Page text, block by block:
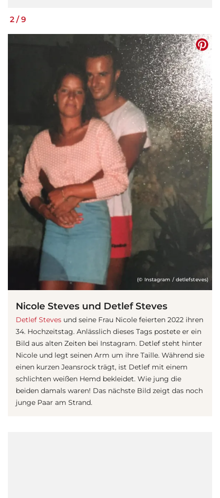
2 /9
(© Instagram / detlefsteves)
Nicole Steves und Detlef Steves
Detlef Steves und seine Frau Nicole feierten 2022 ihren
34. Hochzeitstag. Anlässlich dieses Tags postete er ein
Bild aus alten Zeiten bei Instagram. Detlef steht hinter
Nicole und legt seinen Arm um ihre Taille. Während sie
einen kurzen Jeansrock trägt, ist Detlef mit einem
schlichten weißen Hemd bekleidet. Wie jung die
beiden damals waren! Das nächste Bild zeigt das noch
junge Paar am Strand.